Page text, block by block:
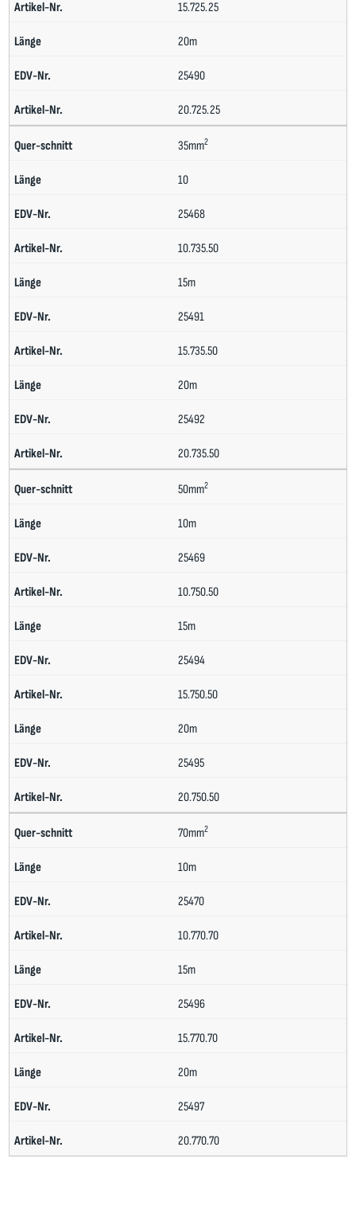
15.725.25
20m
25490
20.725.25
35mm2
10
25468
10.735.50
15m
25491
15.735.50
20m
25492
20.735.50
50mm2
10m
25469
10.750.50
15m
25494
15.750.50
20m
25495
20.750.50
70mm2
10m
25470
10.770.70
15m
25496
15.770.70
20m
25497
20.770.70